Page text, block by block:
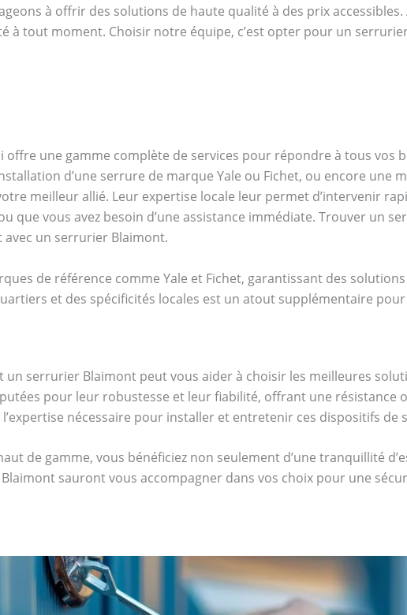
à offrir des solutions de haute qualité à des prix accessibles.
à tout moment. Choisir notre équipe, c’est opter pour un
une gamme complète de services pour répondre à tous vos
d’une serrure de marque Yale ou Fichet, ou encore une
meilleur allié. Leur expertise locale leur permet d’intervenir
que vous avez besoin d’une assistance immédiate. Trouver un
un serrurier Blaimont.
de référence comme Yale et Fichet, garantissant des
et des spécificités locales est un atout supplémentaire
serrurier Blaimont peut vous aider à choisir les meilleures
pour leur robustesse et leur fiabilité, offrant une résistance
nécessaire pour installer et entretenir ces dispositifs de
de gamme, vous bénéficiez non seulement d’une tranquillité
sauront vous accompagner dans vos choix pour une